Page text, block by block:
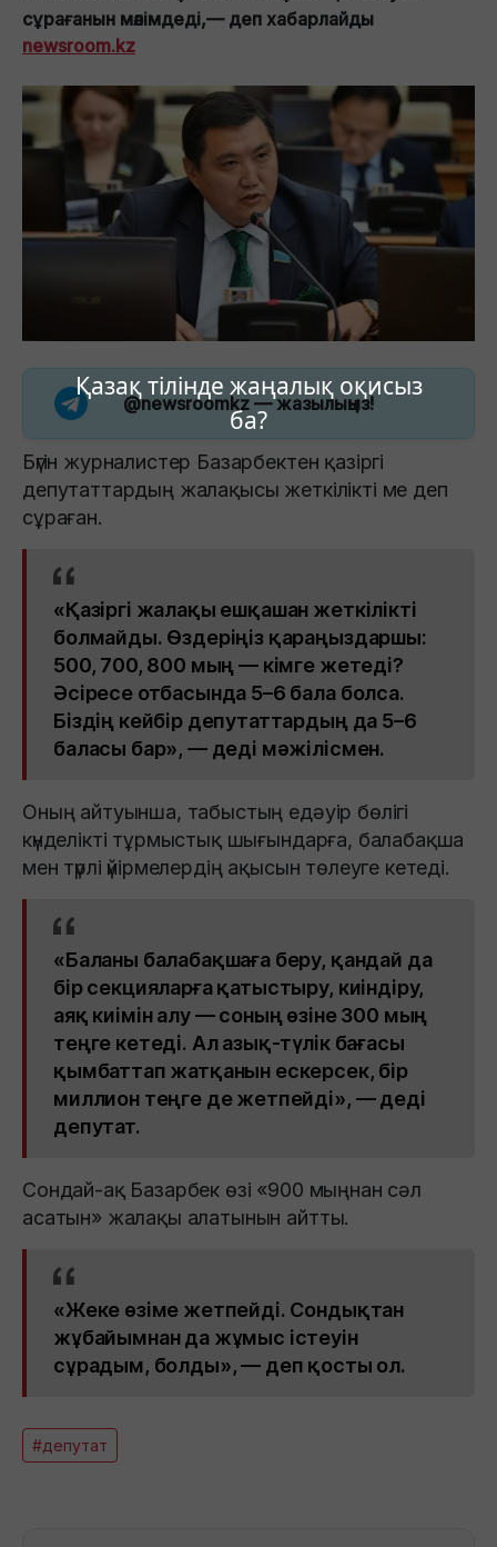
Қазақ тілінде жаңалық оқисыз
ба?
сұрағанын мәлімдеді,— деп хабарлайды
newsroom.kz
@newsroomkz — жазылыңыз!
Бүгін журналистер Базарбектен қазіргі
депутаттардың жалақысы жеткілікті ме деп
сұраған.
«Қазіргі жалақы ешқашан жеткілікті
болмайды. Өздеріңіз қараңыздаршы:
500, 700, 800 мың — кімге жетеді?
Әсіресе отбасында 5–6 бала болса.
Біздің кейбір депутаттардың да 5–6
баласы бар», — деді мәжілісмен.
Оның айтуынша, табыстың едәуір бөлігі
күнделікті тұрмыстық шығындарға, балабақша
мен түрлі үйірмелердің ақысын төлеуге кетеді.
«Баланы балабақшаға беру, қандай да
бір секцияларға қатыстыру, киіндіру,
аяқ киімін алу — соның өзіне 300 мың
теңге кетеді. Ал азық-түлік бағасы
қымбаттап жатқанын ескерсек, бір
миллион теңге де жетпейді», — деді
депутат.
Сондай-ақ Базарбек өзі «900 мыңнан сәл
асатын» жалақы алатынын айтты.
«Жеке өзіме жетпейді. Сондықтан
жұбайымнан да жұмыс істеуін
сұрадым, болды», — деп қосты ол.
#депутат